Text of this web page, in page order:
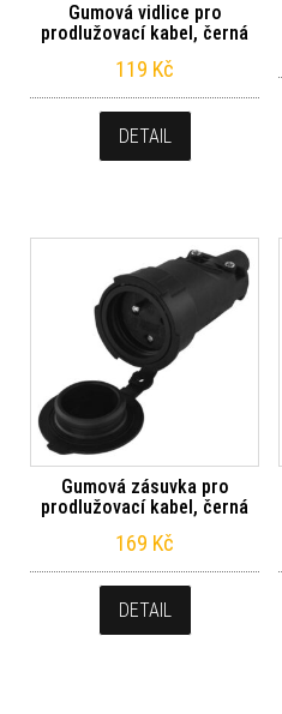
Gumová vidlice pro
prodlužovací kabel, černá
119 Kč
DETAIL
Gumová zásuvka pro
prodlužovací kabel, černá
169 Kč
DETAIL